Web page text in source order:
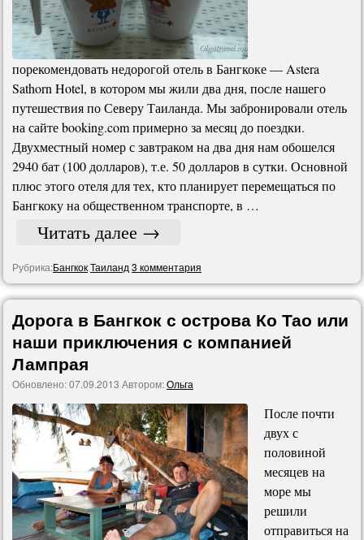
порекомендовать недорогой отель в Бангкоке — Astera
Sathorn Hotel, в котором мы жили два дня, после нашего
путешествия по Северу Таиланда. Мы забронировали отель
на сайте booking.com примерно за месяц до поездки.
Двухместный номер с завтраком на два дня нам обошелся
2940 бат (100 долларов), т.е. 50 долларов в сутки. Основной
плюс этого отеля для тех, кто планирует перемещаться по
Бангкоку на общественном транспорте, в …
Читать далее →
Рубрика:БангкокТаиланд 3 комментария
Дорога в Бангкок с острова Ко Тао или
наши приключения с компанией
Лампрая
Обновлено:07.09.2013 Автором:Ольга
После почти
двух с
половиной
месяцев на
море мы
решили
отправиться на